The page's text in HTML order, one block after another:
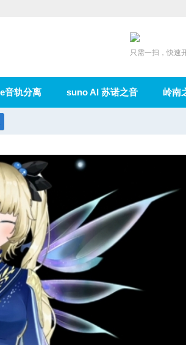
只需一扫，快速
音轨分离 suno AI 苏诺之音 岭南